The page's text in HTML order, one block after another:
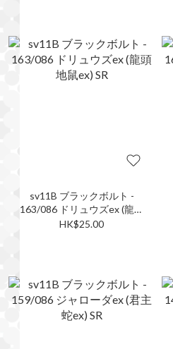
sv11B ブラックボルト -
163/086 ドリュウズex (龍頭
地鼠ex) SR
HK$25.00